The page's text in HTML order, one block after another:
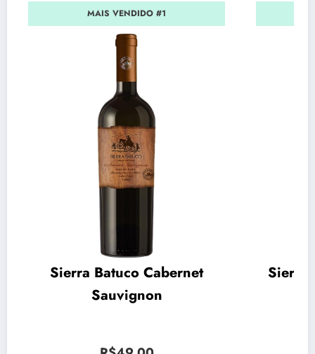
MAIS VENDIDO #1
Sierra Batuco Cabernet
Sauvignon
Sierra